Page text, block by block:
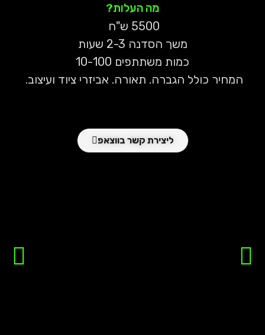
מה העלות?
5500 ש"ח
משך הסדנה 2-3 שעות
כמות משתתפים 10-100
המחיר כולל הגברה. תאורה. אביזרי ציוד ועיצוב.
ליצירת קשר בווצאפ